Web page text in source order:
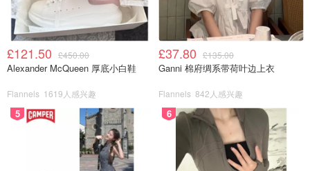
£121.50 £450.00
Alexander McQueen 厚底小白鞋
Flannels 1619人感兴趣
£37.80 £135.00
Ganni 棉府绸系带荷叶边上衣
Flannels 842人感兴趣
5 6